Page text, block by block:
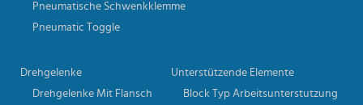
Pneumatische Schwenkklemme
Pneumatic Toggle
Drehgelenke
Drehgelenke Mit Flansch
Unterstützende Elemente
Block Typ Arbeitsunterstutzung